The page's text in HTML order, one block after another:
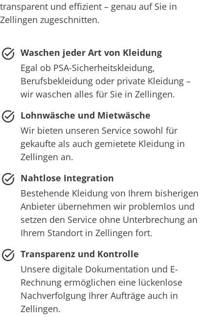
transparent und effizient – genau auf Sie in
Zellingen zugeschnitten.
Waschen jeder Art von Kleidung
Egal ob PSA-Sicherheitskleidung,
Berufsbekleidung oder private Kleidung –
wir waschen alles für Sie in Zellingen.
Lohnwäsche und Mietwäsche
Wir bieten unseren Service sowohl für
gekaufte als auch gemietete Kleidung in
Zellingen an.
Nahtlose Integration
Bestehende Kleidung von Ihrem bisherigen
Anbieter übernehmen wir problemlos und
setzen den Service ohne Unterbrechung an
Ihrem Standort in Zellingen fort.
Transparenz und Kontrolle
Unsere digitale Dokumentation und E-
Rechnung ermöglichen eine lückenlose
Nachverfolgung Ihrer Aufträge auch in
Zellingen.